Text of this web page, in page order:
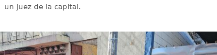
un juez de la capital.